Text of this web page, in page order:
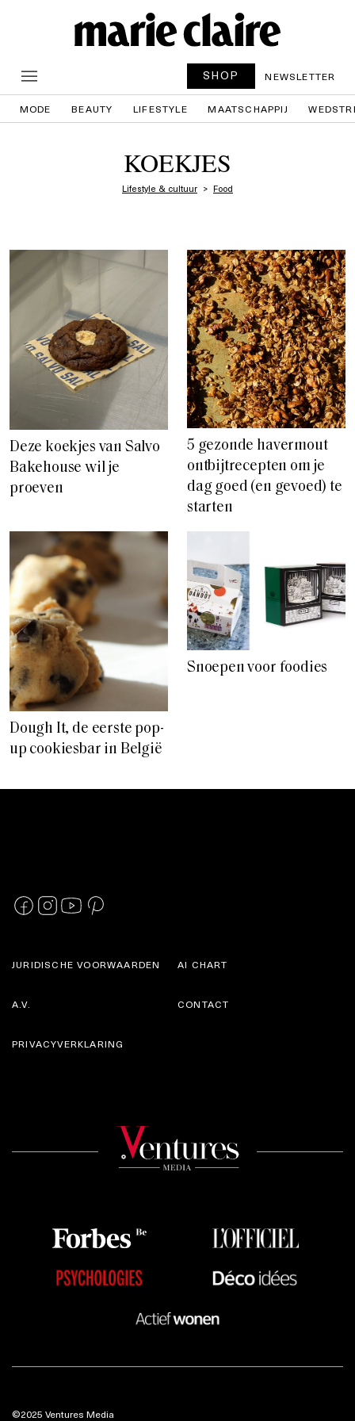
SHOP NEWSLETTER
MODE BEAUTY LIFESTYLE MAATSCHAPPIJ
KOEKJES
Lifestyle & cultuur Food
Deze koekjes van Salvo
Bakehouse wil je
proeven
5 gezonde havermout
ontbijtrecepten om je
dag goed (en gevoed) te
starten
Dough It, de eerste pop-
up cookiesbar in België
Snoepen voor foodies
JURIDISCHE VOORWAARDEN
A.V.
AI CHART
CONTACT
PRIVACYVERKLARING
©2025 Ventures Media